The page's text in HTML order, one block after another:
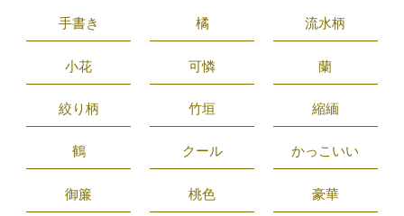
手書き 橘 流水柄
小花 可憐 蘭
絞り柄 竹垣 縮緬
鶴 クール かっこいい
御簾 桃色 豪華